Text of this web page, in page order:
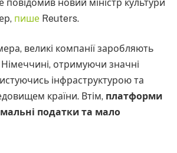
повідомив новий міністр культури
пише Reuters.
великі компанії заробляють
отримуючи значні
інфраструктурою та
країни. Втім, платформи
податки та мало